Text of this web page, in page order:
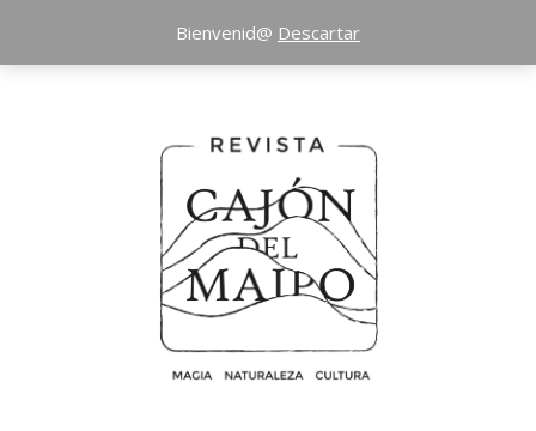
Bienvenid@ Descartar